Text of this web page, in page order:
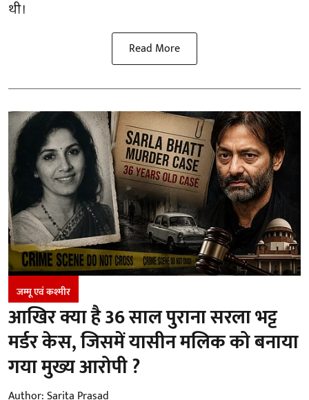
थी।
Read More
जम्‍मू एवं कश्‍मीर
आखिर क्या है 36 साल पुराना सरला भट्ट
मर्डर केस, जिसमें यासीन मलिक को बनाया
गया मुख्य आरोपी ?
Author:Sarita Prasad